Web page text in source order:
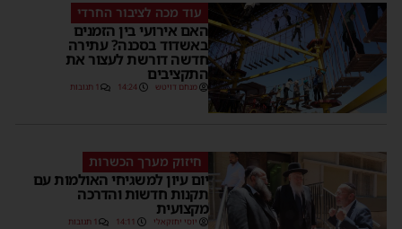
עוד מכה לציבור החרדי
האם אירועי בין הזמנים
באשדוד בסכנה? עתירה
חדשה דורשת לעצור את
התקציבים
מנחם דויטש 14:24 1 תגובות
חיזוק מערך הכשרות
יום עיון למשגיחי האולמות עם
תקנות חדשות והדרכה
מקצועית
יוסי יחזקאלי 14:11 1 תגובות